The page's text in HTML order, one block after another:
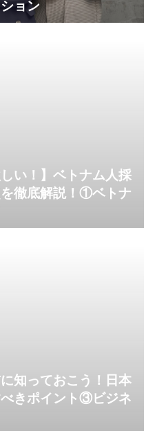
ョン
い！】ベトナム人採
徹底解説！①ベトナ
知っておこう！日本
きポイント③ビジネ